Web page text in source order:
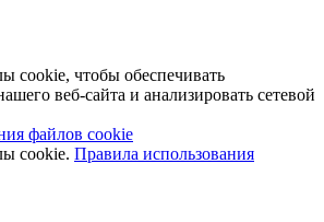
cookie, чтобы обеспечивать
веб-сайта и анализировать сетевой
файлов cookie
cookie. Правила использования